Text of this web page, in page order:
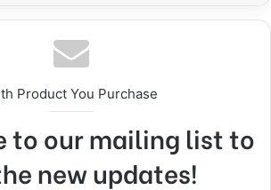
Product You Purchase
to our mailing list to
new updates!